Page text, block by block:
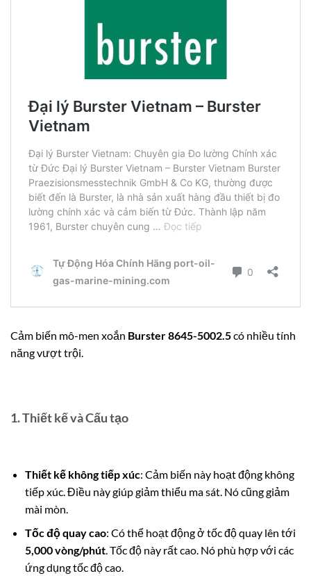
Cảm biến mô-men xoắn Burster 8645-5002.5có nhiều tính
năng vượt trội.
1. Thiết kế và Cấu tạo
Thiết kế không tiếp xúc: Cảm biến này hoạt động không
tiếp xúc. Điều này giúp giảm thiểu ma sát. Nó cũng giảm
mài mòn.
Tốc độ quay cao: Có thể hoạt động ở tốc độ quay lên tới
5,000 vòng/phút. Tốc độ này rất cao. Nó phù hợp với các
ứng dụng tốc độ cao.